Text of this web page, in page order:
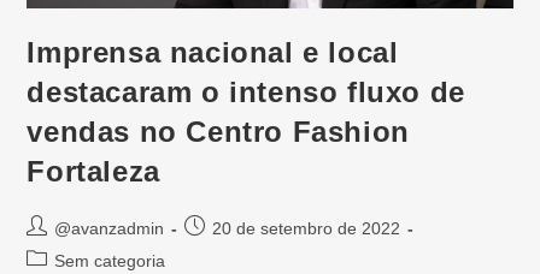
Imprensa nacional e local
destacaram o intenso fluxo de
vendas no Centro Fashion
Fortaleza
@avanzadmin
20 de setembro de 2022
Sem categoria